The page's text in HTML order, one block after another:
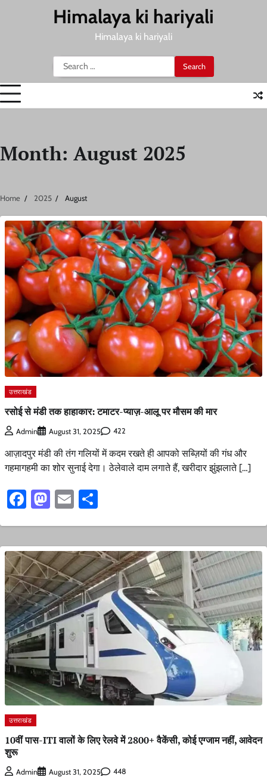
Himalaya ki hariyali
Himalaya ki hariyali
Search
for:
Month: August 2025
Home 2025 August
उत्तराखंड
रसोई से मंडी तक हाहाकार: टमाटर-प्याज़-आलू पर मौसम की मार
Admin August 31, 2025 422
आज़ादपुर मंडी की तंग गलियों में कदम रखते ही आपको सब्ज़ियों की गंध और
गहमागहमी का शोर सुनाई देगा। ठेलेवाले दाम लगाते हैं, खरीदार झुंझलाते […]
Facebook
Mastodon
Email
उत्तराखंड
10वीं पास-ITI वालों के लिए रेलवे में 2800+ वैकेंसी, कोई एग्जाम नहीं, आवेदन
शुरू
Admin August 31, 2025 448